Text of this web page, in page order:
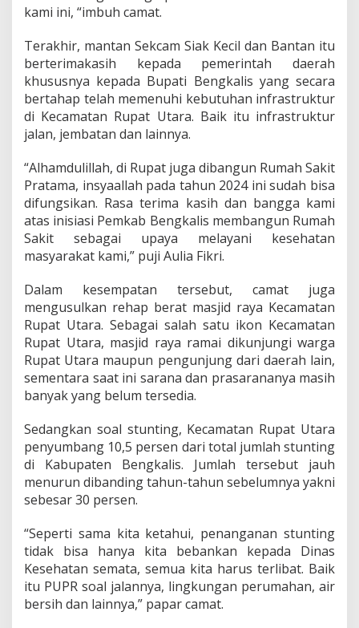
s
p
s
i
S
a
m
p
h
d
i
P
a
n
kami ini, “imbuh camat.
Terakhir, mantan Sekcam Siak Kecil dan Bantan itu
berterimakasih kepada pemerintah daerah
khususnya kepada Bupati Bengkalis yang secara
bertahap telah memenuhi kebutuhan infrastruktur
di Kecamatan Rupat Utara. Baik itu infrastruktur
jalan, jembatan dan lainnya.
“Alhamdulillah, di Rupat juga dibangun Rumah Sakit
Pratama, insyaallah pada tahun 2024 ini sudah bisa
difungsikan. Rasa terima kasih dan bangga kami
atas inisiasi Pemkab Bengkalis membangun Rumah
Sakit sebagai upaya melayani kesehatan
masyarakat kami,” puji Aulia Fikri.
Dalam kesempatan tersebut, camat juga
mengusulkan rehap berat masjid raya Kecamatan
Rupat Utara. Sebagai salah satu ikon Kecamatan
Rupat Utara, masjid raya ramai dikunjungi warga
Rupat Utara maupun pengunjung dari daerah lain,
sementara saat ini sarana dan prasarananya masih
banyak yang belum tersedia.
Sedangkan soal stunting, Kecamatan Rupat Utara
penyumbang 10,5 persen dari total jumlah stunting
di Kabupaten Bengkalis. Jumlah tersebut jauh
menurun dibanding tahun-tahun sebelumnya yakni
sebesar 30 persen.
“Seperti sama kita ketahui, penanganan stunting
tidak bisa hanya kita bebankan kepada Dinas
Kesehatan semata, semua kita harus terlibat. Baik
itu PUPR soal jalannya, lingkungan perumahan, air
bersih dan lainnya,” papar camat.